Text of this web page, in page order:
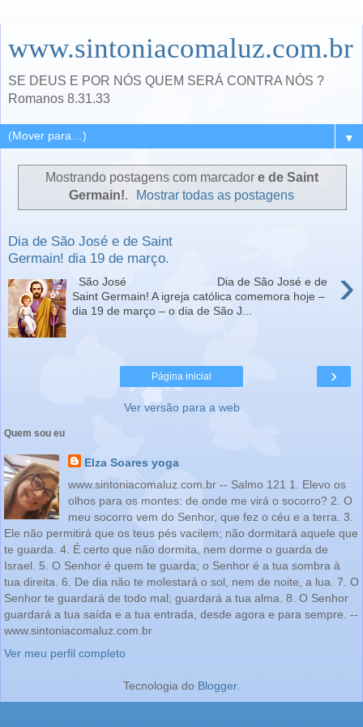
www.sintoniacomaluz.com.br
SE DEUS E POR NÓS QUEM SERÁ CONTRA NÓS ?
Romanos 8.31.33
▼
Mostrando postagens com marcador e de Saint
Germain!. Mostrar todas as postagens
Dia de São José e de Saint
Germain! dia 19 de março.
›
São José Dia de São José e de
Saint Germain! A igreja católica comemora hoje –
dia 19 de março – o dia de São J...
›
Página inicial
Ver versão para a web
Quem sou eu
Elza Soares yoga
www.sintoniacomaluz.com.br -- Salmo 121 1. Elevo os
olhos para os montes: de onde me virá o socorro? 2. O
meu socorro vem do Senhor, que fez o céu e a terra. 3.
Ele não permitirá que os teus pés vacilem; não dormitará aquele que
te guarda. 4. É certo que não dormita, nem dorme o guarda de
Israel. 5. O Senhor é quem te guarda; o Senhor é a tua sombra à
tua direita. 6. De dia não te molestará o sol, nem de noite, a lua. 7. O
Senhor te guardará de todo mal; guardará a tua alma. 8. O Senhor
guardará a tua saída e a tua entrada, desde agora e para sempre. --
www.sintoniacomaluz.com.br
Ver meu perfil completo
Tecnologia do Blogger.